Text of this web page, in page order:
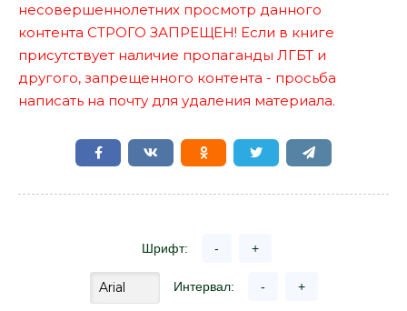
несовершеннолетних просмотр данного
контента СТРОГО ЗАПРЕЩЕН! Если в книге
присутствует наличие пропаганды ЛГБТ и
другого, запрещенного контента - просьба
написать на почту для удаления материала.
Шрифт: - +
Интервал: - +